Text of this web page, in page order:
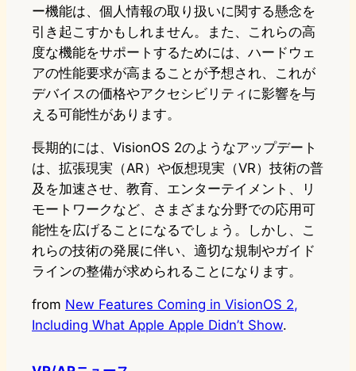
ー機能は、個人情報の取り扱いに関する懸念を
引き起こすかもしれません。また、これらの高
度な機能をサポートするためには、ハードウェ
アの性能要求が高まることが予想され、これが
デバイスの価格やアクセシビリティに影響を与
える可能性があります。
長期的には、VisionOS 2のようなアップデート
は、拡張現実（AR）や仮想現実（VR）技術の普
及を加速させ、教育、エンターテイメント、リ
モートワークなど、さまざまな分野での応用可
能性を広げることになるでしょう。しかし、こ
れらの技術の発展に伴い、適切な規制やガイド
ラインの整備が求められることになります。
from New Features Coming in VisionOS 2,
Including What Apple Apple Didn’t Show.